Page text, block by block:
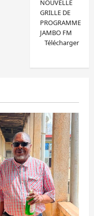
NOUVELLE
GRILLE DE
PROGRAMME
JAMBO FM
Télécharger